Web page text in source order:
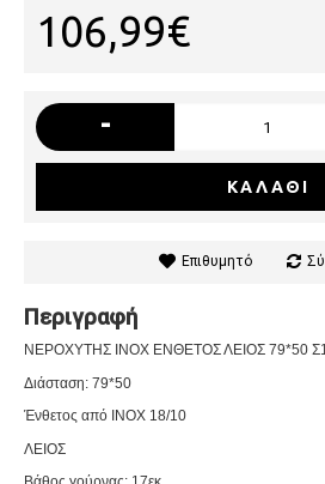
106,99€
-
ΚΑΛΆΘΙ
Επιθυμητό
Περιγραφή
ΝΕΡΟΧΥΤΗΣ INOX ΕΝΘΕΤΟΣ ΛΕΙΟΣ 79*50
Διάσταση: 79*50
Ένθετος από INOX 18/10
ΛΕΙΟΣ